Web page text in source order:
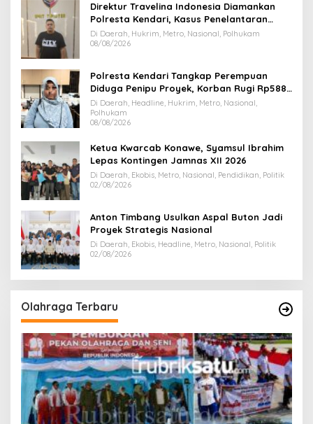
Direktur Travelina Indonesia Diamankan
Polresta Kendari, Kasus Penelantaran
Jemaah Umrah Masuk Babak Baru
Di Daerah, Hukrim, Metro, Nasional, Polhukam
08/08/2026
Polresta Kendari Tangkap Perempuan
Diduga Penipu Proyek, Korban Rugi Rp588,1
Juta
Di Daerah, Headline, Hukrim, Metro, Nasional,
Polhukam
08/08/2026
Ketua Kwarcab Konawe, Syamsul Ibrahim
Lepas Kontingen Jamnas XII 2026
Di Daerah, Ekobis, Metro, Nasional, Pendidikan, Politik
02/08/2026
Anton Timbang Usulkan Aspal Buton Jadi
Proyek Strategis Nasional
Di Daerah, Ekobis, Headline, Metro, Nasional, Politik
02/08/2026
Olahraga Terbaru